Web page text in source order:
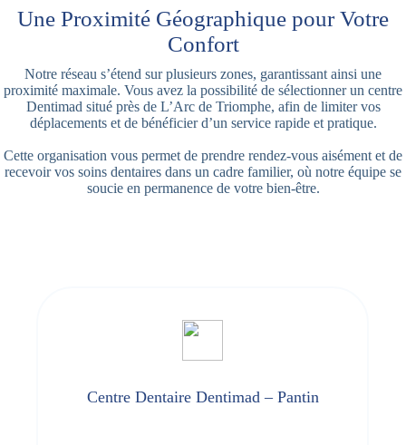
Une Proximité Géographique pour Votre
Confort
Notre réseau s’étend sur plusieurs zones, garantissant ainsi une
proximité maximale. Vous avez la possibilité de sélectionner un centre
Dentimad situé près de L’Arc de Triomphe, afin de limiter vos
déplacements et de bénéficier d’un service rapide et pratique.
Cette organisation vous permet de prendre rendez-vous aisément et de
recevoir vos soins dentaires dans un cadre familier, où notre équipe se
soucie en permanence de votre bien-être.
Centre Dentaire Dentimad – Pantin